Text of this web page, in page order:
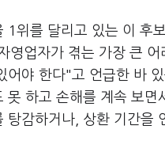
1위를 달리고 있는 이 후
영업자가 겪는 가장 큰
어야 한다"고 언급한 바
못 하고 손해를 계속 보
탕감하거나, 상환 기간을